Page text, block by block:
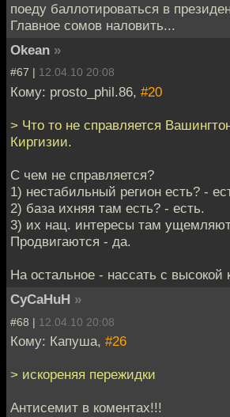
поеду баллотироваться в
Главное сомов наловить...
Okean »
#67 | 12.04.10 20:08
Кому: prosto_phil.86, #20
> Что то не справляется
Киргизии.
С чем не справляется?
1) нестабильный регион есть? -
2) база ихняя там есть? - есть.
3) их нац. интересы там
Продвигаются - да.
На остальное - нассать с высокой
CyCaHuH »
#68 | 12.04.10 20:08
Кому: Капуша, #26
> искореняя пережидки
Антисемит в коментах!!!